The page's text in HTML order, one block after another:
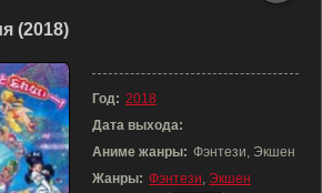
(2018)
Год: 2018
Дата выхода:
Аниме жанры: Фэнтези, Экшен
Жанры: Фэнтези, Экшен